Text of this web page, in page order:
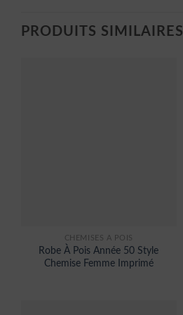
PRODUITS SIMILAIRES
CHEMISES À POIS
Robe À Pois Année 50 Style
Chemise Femme Imprimé